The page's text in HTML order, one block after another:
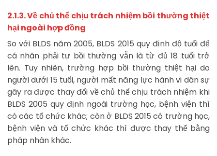
2.1.3. Về chủ thể chịu trách nhiệm bồi thường thiệt
hại ngoài hợp đồng
So với BLDS năm 2005, BLDS 2015 quy định độ tuổi để
cá nhân phải tự bồi thường vẫn là từ đủ 18 tuổi trở
lên. Tuy nhiên, trường hợp bồi thường thiệt hại do
người dưới 15 tuổi, người mất năng lực hành vi dân sự
gây ra được thay đổi về chủ thể chịu trách nhiệm khi
BLDS 2005 quy định ngoài trường học, bệnh viện thì
có các tổ chức khác; còn ở BLDS 2015 có trường học,
bệnh viện và tổ chức khác thì được thay thế bằng
pháp nhân khác.